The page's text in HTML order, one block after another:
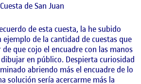
Cuesta de San Juan
de esta cuesta, la he subido
de la cantidad de cuestas que
de que cojo el encuadre con las manos
en público. Despierta curiosidad
abriendo más el encuadre de lo
solución sería acercarme más la